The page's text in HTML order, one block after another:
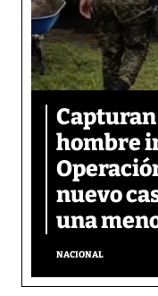
hombre
nuevo
una
NACIONAL